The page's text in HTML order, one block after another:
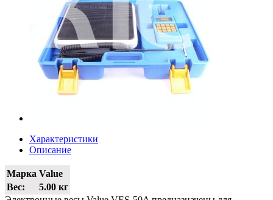
Характеристики
Описание
Марка Value
Вес:
5.00 кг